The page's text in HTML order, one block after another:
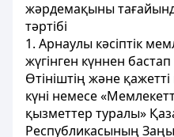
жәрдемақыны
тәртібі
1. Арнаулы кәсіптік
жүгінген күннен
Өтініштің және
күні немесе
қызметтер туралы»
Республикасының